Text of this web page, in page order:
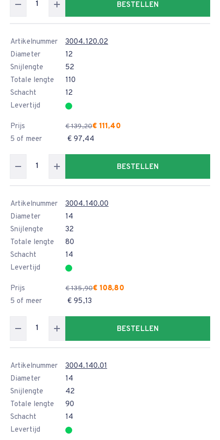
BESTELLEN
Artikelnummer
3004.120.02
Diameter
12
Snijlengte
52
Totale lengte
110
Schacht
12
Levertijd
Prijs € 139,20€ 111,40
5 of meer
€ 97,44
BESTELLEN
Artikelnummer
3004.140.00
Diameter
14
Snijlengte
32
Totale lengte
80
Schacht
14
Levertijd
Prijs € 135,90€ 108,80
5 of meer
€ 95,13
BESTELLEN
Artikelnummer
3004.140.01
Diameter
14
Snijlengte
42
Totale lengte
90
Schacht
14
Levertijd